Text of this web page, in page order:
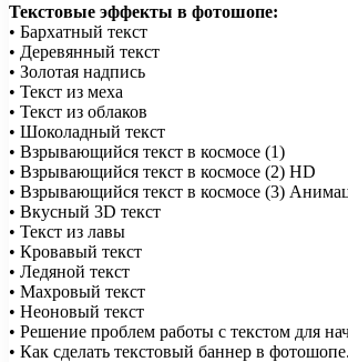
Текстовые эффекты в фотошопе:
• Бархатный текст
• Деревянный текст
• Золотая надпись
• Текст из меха
• Текст из облаков
• Шоколадный текст
• Взрывающийся текст в космосе (1)
• Взрывающийся текст в космосе (2) HD
• Взрывающийся текст в космосе (3)
• Вкусный 3D текст
• Текст из лавы
• Кровавый текст
• Ледяной текст
• Махровый текст
• Неоновый текст
• Решение проблем работы с текстом для
• Как сделать текстовый баннер в фотошопе.